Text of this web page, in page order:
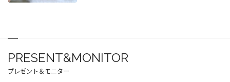
PRESENT&MONITOR
プレゼント＆モニター